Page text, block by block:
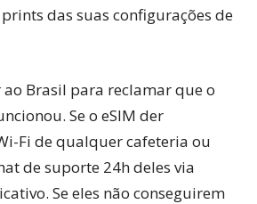
das suas configurações de
ao Brasil para reclamar que o
Se o eSIM der
Fi de qualquer cafeteria ou
de suporte 24h deles via
Se eles não conseguirem